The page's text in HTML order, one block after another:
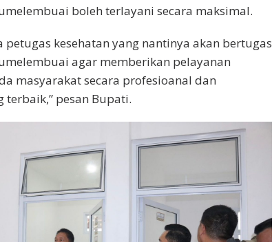
boleh terlayani secara maksimal.
petugas kesehatan yang nantinya akan bertugas
agar memberikan pelayanan
masyarakat secara profesioanal dan
terbaik,” pesan Bupati.